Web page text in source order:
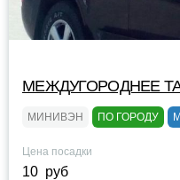
МЕЖДУГОРОДНЕЕ
МИНИВЭН ПО ГОРОДУ
Цена посадки
10 руб